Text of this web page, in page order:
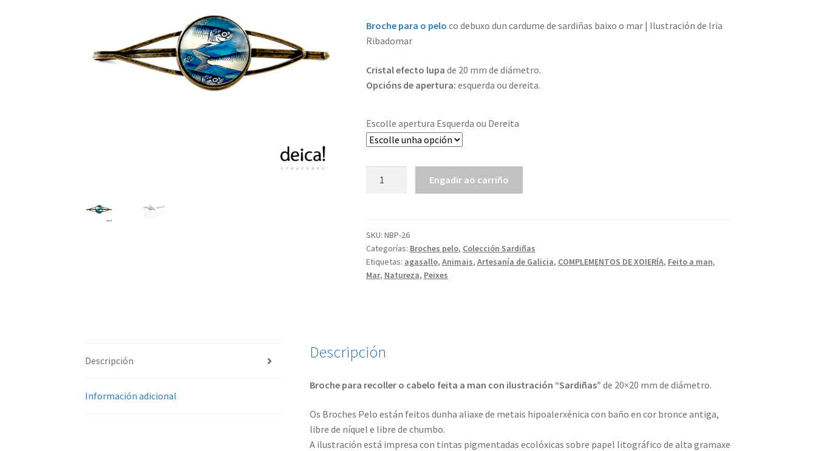
Broche para o pelo co debuxo dun cardume de sardiñas baixo o mar | Ilustración de Iria
Ribadomar
Cristal efecto lupa de 20 mm de diámetro.
Opcións de apertura: esquerda ou dereita.
Escolle apertura Esquerda ou Dereita
cantidade
Engadir ao carriño
SKU: NBP-26
Categorías: Broches pelo, Colección Sardiñas
Etiquetas: agasallo, Animais, Artesanía de Galicia, COMPLEMENTOS DE XOIERÍA, Feito a man,
Mar, Natureza, Peixes
Descripción
Información adicional
Descripción
Broche para recoller o cabelo feita a man con ilustración “Sardiñas” de 20×20 mm de diámetro.
Os Broches Pelo están feitos dunha aliaxe de metais hipoalerxénica con baño en cor bronce antiga,
libre de níquel e libre de chumbo.
A ilustración está impresa con tintas pigmentadas ecolóxicas sobre papel litográfico de alta gramaxe